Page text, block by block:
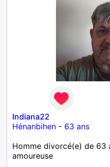
Indiana22
Hénanbihen - 63 ans
Homme divorcé(e) de 63
amoureuse